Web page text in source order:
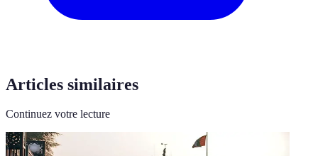
Articles similaires
Continuez votre lecture